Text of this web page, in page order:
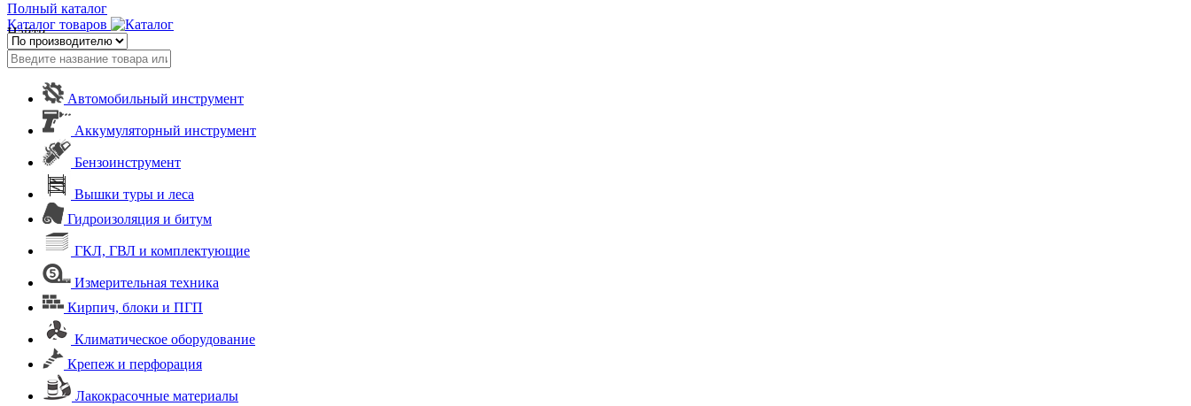
Полный каталог
Каталог товаров
Найти
Автомобильный инструмент
Аккумуляторный инструмент
Бензоинструмент
Вышки туры и леса
Гидроизоляция и битум
ГКЛ, ГВЛ и комплектующие
Измерительная техника
Кирпич, блоки и ПГП
Климатическое оборудование
Крепеж и перфорация
Лакокрасочные материалы